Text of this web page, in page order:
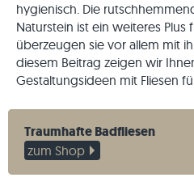
hygienisch. Die
Naturstein ist ein weiteres Plus
überzeugen sie vor allem mit
diesem Beitrag zeigen wir
Gestaltungsideen mit Fliesen
Traumhafte Badfliesen
zum Shop